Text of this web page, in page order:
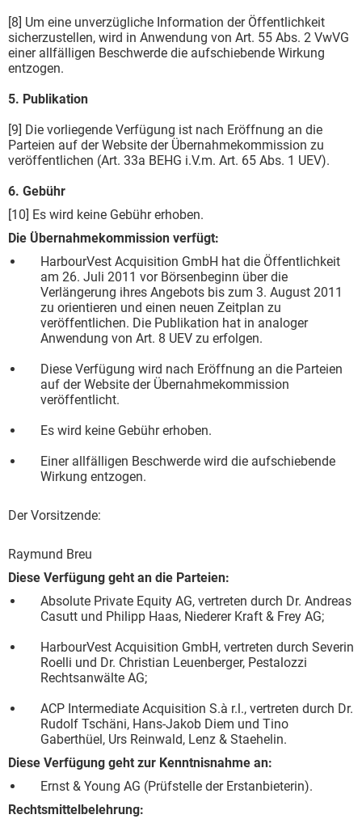
[8] Um eine unverzügliche Information der Öffentlichkeit
sicherzustellen, wird in Anwendung von Art. 55 Abs. 2 VwVG
einer allfälligen Beschwerde die aufschiebende Wirkung
entzogen.
5. Publikation
[9] Die vorliegende Verfügung ist nach Eröffnung an die
Parteien auf der Website der Übernahmekommission zu
veröffentlichen (Art. 33a BEHG i.V.m. Art. 65 Abs. 1 UEV).
6. Gebühr
[10] Es wird keine Gebühr erhoben.
Die Übernahmekommission verfügt:
HarbourVest Acquisition GmbH hat die Öffentlichkeit
am 26. Juli 2011 vor Börsenbeginn über die
Verlängerung ihres Angebots bis zum 3. August 2011
zu orientieren und einen neuen Zeitplan zu
veröffentlichen. Die Publikation hat in analoger
Anwendung von Art. 8 UEV zu erfolgen.
Diese Verfügung wird nach Eröffnung an die Parteien
auf der Website der Übernahmekommission
veröffentlicht.
Es wird keine Gebühr erhoben.
Einer allfälligen Beschwerde wird die aufschiebende
Wirkung entzogen.
Der Vorsitzende:
Raymund Breu
Diese Verfügung geht an die Parteien:
Absolute Private Equity AG, vertreten durch Dr. Andreas
Casutt und Philipp Haas, Niederer Kraft & Frey AG;
HarbourVest Acquisition GmbH, vertreten durch Severin
Roelli und Dr. Christian Leuenberger, Pestalozzi
Rechtsanwälte AG;
ACP Intermediate Acquisition S.à r.l., vertreten durch Dr.
Rudolf Tschäni, Hans-Jakob Diem und Tino
Gaberthüel, Urs Reinwald, Lenz & Staehelin.
Diese Verfügung geht zur Kenntnisnahme an:
Ernst & Young AG (Prüfstelle der Erstanbieterin).
Rechtsmittelbelehrung: